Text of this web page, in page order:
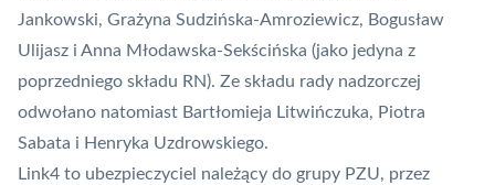
Jankowski, Grażyna Sudzińska-Amroziewicz, Bogusław
Ulijasz i Anna Młodawska-Sekścińska (jako jedyna z
poprzedniego składu RN). Ze składu rady nadzorczej
odwołano natomiast Bartłomieja Litwińczuka, Piotra
Sabata i Henryka Uzdrowskiego.
Link4 to ubezpieczyciel należący do grupy PZU, przez